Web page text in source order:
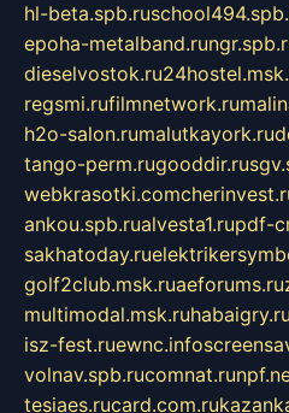
hl-beta.spb.ru
epoha-metalband.ru
dieselvostok.ru
regsmi.rufilmnetwork.ru
h2o-salon.rumalutkayork.ru
tango-perm.rugooddir.ru
webkrasotki.com
ankou.spb.rualvesta1.rupdf-
sakhatoday.ru
golf2club.msk.ruaeforums.ru
multimodal.msk.ruhabaigry.ru
isz-fest.ruewnc.info
volnav.spb.rucomnat.ru
tesiaes.rucard.com.ru